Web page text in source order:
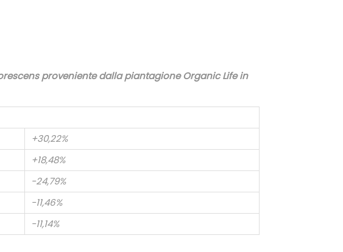
t
proveniente dalla piantagione Organic Life in
+30,22%
+18,48%
-24,79%
-11,46%
-11,14%